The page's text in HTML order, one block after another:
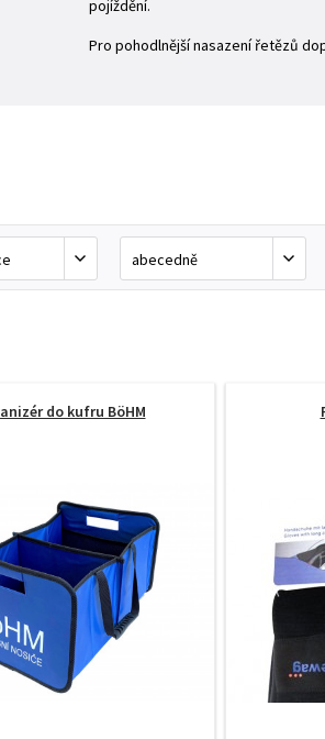
pojíždění.
Pro pohodlnější nasazení řetězů
do kufru BöHM